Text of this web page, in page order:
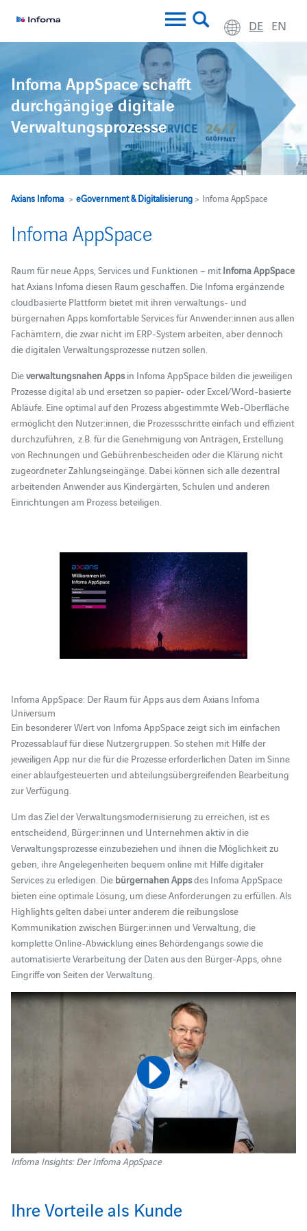
DE EN
Infoma AppSpace schafft
durchgängige digitale
Verwaltungsprozesse
Axians Infoma> eGovernment & Digitalisierung> Infoma AppSpace
Infoma AppSpace
Raum für neue Apps, Services und Funktionen – mitInfoma AppSpace
hat Axians Infoma diesen Raum geschaffen. Die Infoma ergänzende
cloudbasierte Plattform bietet mit ihren verwaltungs- und
bürgernahen Apps komfortable Services für Anwender:innen aus allen
Fachämtern, die zwar nicht im ERP-System arbeiten, aber dennoch
die digitalen Verwaltungsprozesse nutzen sollen.
Dieverwaltungsnahen Appsin Infoma AppSpace bilden die jeweiligen
Prozesse digital ab und ersetzen so papier- oder Excel/Word-basierte
Abläufe. Eine optimal auf den Prozess abgestimmte Web-Oberfläche
ermöglicht den Nutzer:innen, die Prozessschritte einfach und effizient
durchzuführen, z.B. für die Genehmigung von Anträgen, Erstellung
von Rechnungen und Gebührenbescheiden oder die Klärung nicht
zugeordneter Zahlungseingänge. Dabei können sich alle dezentral
arbeitenden Anwender aus Kindergärten, Schulen und anderen
Einrichtungen am Prozess beteiligen.
Infoma AppSpace: Der Raum für Apps aus dem Axians Infoma
Universum
Ein besonderer Wert von Infoma AppSpace zeigt sich im einfachen
Prozessablauf für diese Nutzergruppen. So stehen mit Hilfe der
jeweiligen App nur die für die Prozesse erforderlichen Daten im Sinne
einer ablaufgesteuerten und abteilungsübergreifenden Bearbeitung
zur Verfügung.
Um das Ziel der Verwaltungsmodernisierung zu erreichen, ist es
entscheidend, Bürger:innen und Unternehmen aktiv in die
Verwaltungsprozesse einzubeziehen und ihnen die Möglichkeit zu
geben, ihre Angelegenheiten bequem online mit Hilfe digitaler
Services zu erledigen. Die bürgernahen Appsdes Infoma AppSpace
bieten eine optimale Lösung, um diese Anforderungen zu erfüllen. Als
Highlights gelten dabei unter anderem die reibungslose
Kommunikation zwischen Bürger:innen und Verwaltung, die
komplette Online-Abwicklung eines Behördengangs sowie die
automatisierte Verarbeitung der Daten aus den Bürger-Apps, ohne
Eingriffe von Seiten der Verwaltung.
Infoma Insights: Der Infoma AppSpace
Ihre Vorteile als Kunde